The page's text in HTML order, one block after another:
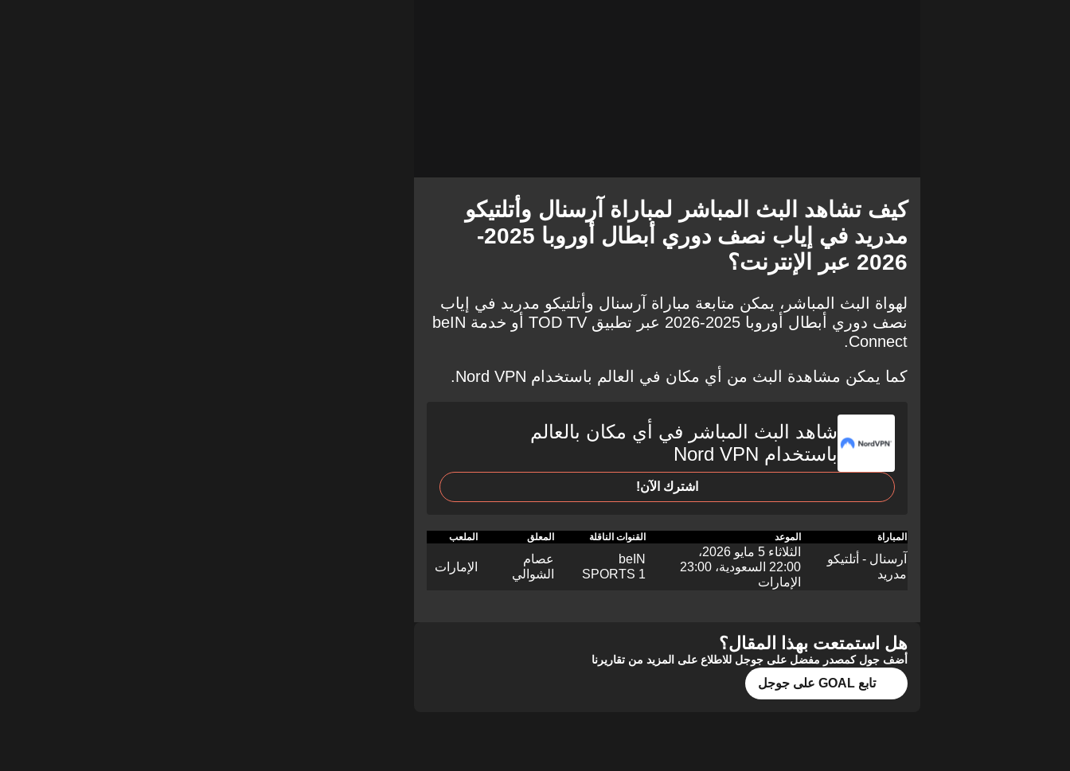
كيف تشاهد البث المباشر لمباراة آرسنال وأتلتيكو
مدريد في إياب نصف دوري أبطال أوروبا 2025-
2026 عبر الإنترنت؟
لهواة البث المباشر، يمكن متابعة مباراة آرسنال وأتلتيكو مدريد في إياب
نصف دوري أبطال أوروبا 2025-2026 عبر تطبيق TOD TV أو خدمة beIN
Connect.
كما يمكن مشاهدة البث من أي مكان في العالم باستخدام Nord VPN.
شاهد البث المباشر في أي مكان بالعالم
باستخدام Nord VPN
اشترك الآن!
المباراة الموعد القنوات الناقلة المعلق الملعب
آرسنال - أتلتيكو
مدريد
الثلاثاء 5 مايو 2026،
22:00 السعودية، 23:00
الإمارات
beIN
SPORTS 1
عصام
الشوالي
الإمارات
هل استمتعت بهذا المقال؟
أضف جول كمصدر مفضل على جوجل للاطلاع على المزيد من تقاريرنا
تابع GOAL على جوجل